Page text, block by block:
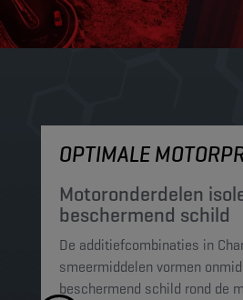
OPTIMALE
Motoronderdelen
beschermend schild
De additiefcombinaties in
smeermiddelen vormen
beschermend schild rond de